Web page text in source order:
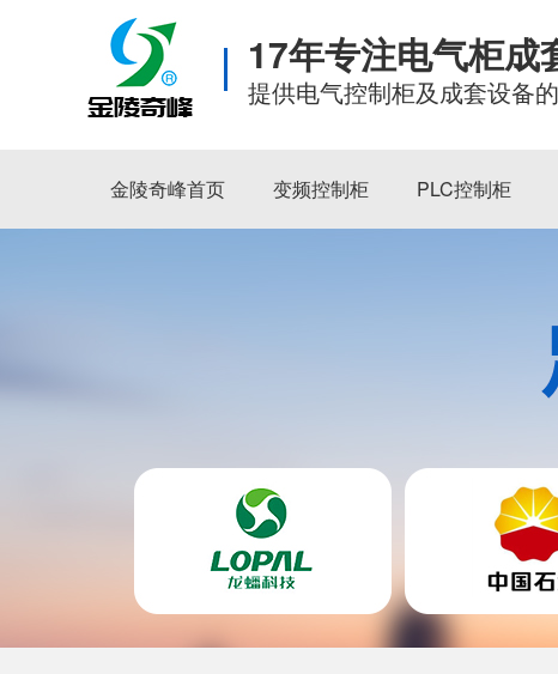
17年专注电气柜成
提供电气控制柜及成套设备
金陵奇峰首页 变频控制柜 PLC控制柜